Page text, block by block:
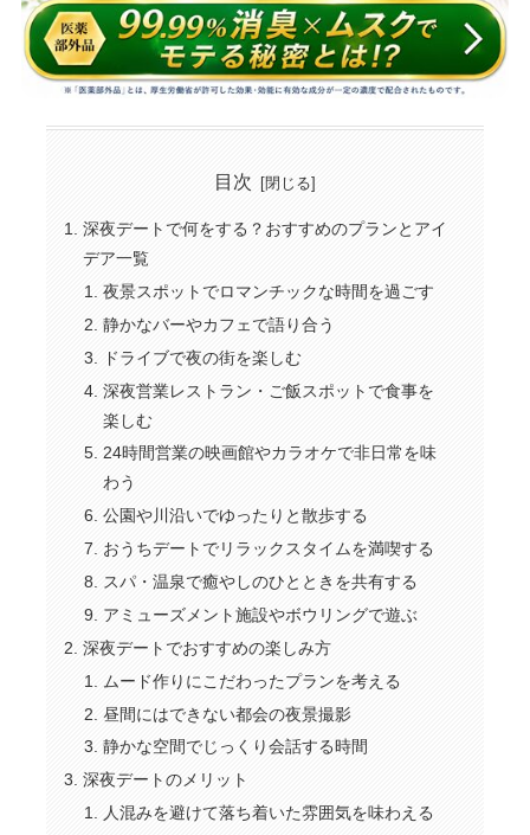
目次
深夜デートで何をする？おすすめのプランとアイ
デア一覧
夜景スポットでロマンチックな時間を過ごす
静かなバーやカフェで語り合う
ドライブで夜の街を楽しむ
深夜営業レストラン・ご飯スポットで食事を
楽しむ
24時間営業の映画館やカラオケで非日常を味
わう
公園や川沿いでゆったりと散歩する
おうちデートでリラックスタイムを満喫する
スパ・温泉で癒やしのひとときを共有する
アミューズメント施設やボウリングで遊ぶ
深夜デートでおすすめの楽しみ方
ムード作りにこだわったプランを考える
昼間にはできない都会の夜景撮影
静かな空間でじっくり会話する時間
深夜デートのメリット
人混みを避けて落ち着いた雰囲気を味わえる